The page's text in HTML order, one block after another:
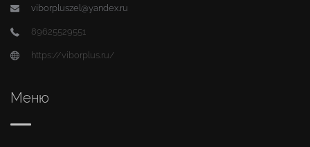
viborpluszel@yandex.ru
89625529551
https://viborplus.ru/
Меню